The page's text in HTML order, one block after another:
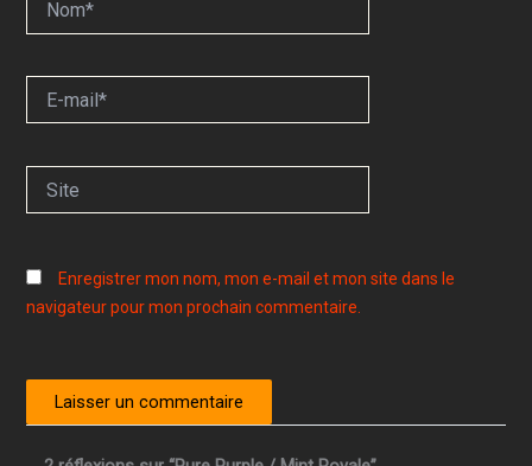
mail*
Enregistrer mon nom, mon e-mail et mon site dans le
navigateur pour mon prochain commentaire.